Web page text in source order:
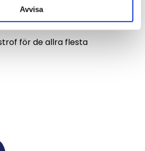
Avvisa
strul. Enda nackdelen är att du
samma dag, men det är
för de allra flesta